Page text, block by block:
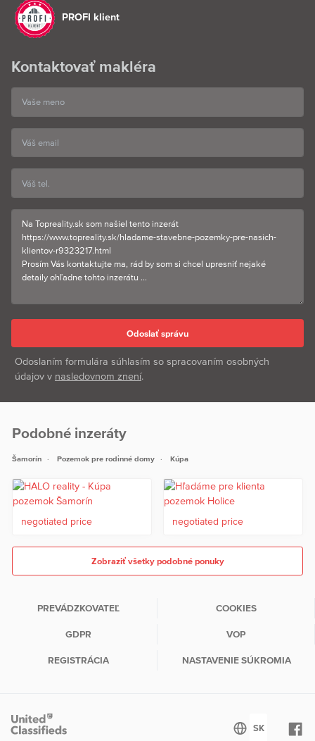
PROFI klient
Kontaktovať makléra
Odoslaním formulára súhlasím so spracovaním osobných
údajov v nasledovnom znení.
Podobné inzeráty
Šamorín Pozemok pre rodinné domy Kúpa
negotiated price negotiated price
Zobraziť všetky podobné ponuky
PREVÁDZKOVATEĽ COOKIES
GDPR VOP
REGISTRÁCIA NASTAVENIE SÚKROMIA